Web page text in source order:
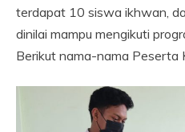
terdapat 10 siswa ikhwan,
dinilai mampu mengikuti
Berikut nama-nama Peserta